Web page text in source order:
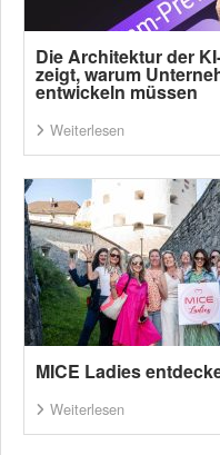
Die Architektur der
zeigt, warum
entwickeln müssen
Weiterlesen
MICE Ladies
Weiterlesen